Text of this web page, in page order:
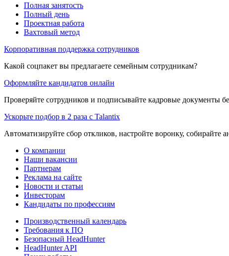
Полная занятость
Полный день
Проектная работа
Вахтовый метод
Корпоративная поддержка сотрудников
Какой соцпакет вы предлагаете семейным сотрудникам?
Оформляйте кандидатов онлайн
Проверяйте сотрудников и подписывайте кадровые документы
Ускорьте подбор в 2 раза с Talantix
Автоматизируйте сбор откликов, настройте воронку, собирайте
О компании
Наши вакансии
Партнерам
Реклама на сайте
Новости и статьи
Инвесторам
Кандидаты по профессиям
Производственный календарь
Требования к ПО
Безопасный HeadHunter
HeadHunter API